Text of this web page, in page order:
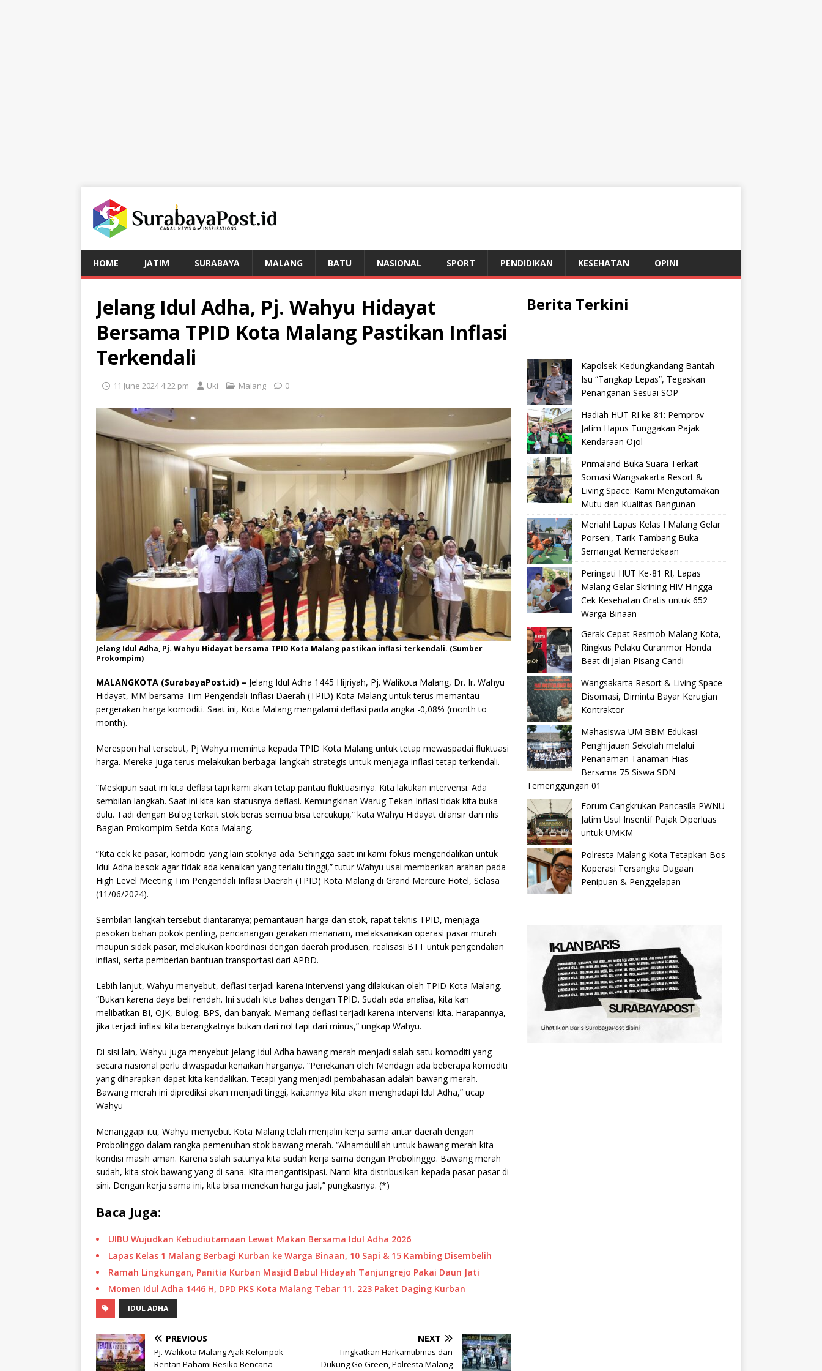
HOME JATIM SURABAYA MALANG BATU NASIONAL SPORT PENDIDIKAN KESEHATAN OPINI
Jelang Idul Adha, Pj. Wahyu Hidayat
Bersama TPID Kota Malang Pastikan Inflasi
Terkendali
11 June 2024 4:22 pm Uki Malang 0
Jelang Idul Adha, Pj. Wahyu Hidayat bersama TPID Kota Malang pastikan inflasi terkendali. (Sumber
Prokompim)
MALANGKOTA (SurabayaPost.id) – Jelang Idul Adha 1445 Hijriyah, Pj. Walikota Malang, Dr. Ir. Wahyu
Hidayat, MM bersama Tim Pengendali Inflasi Daerah (TPID) Kota Malang untuk terus memantau
pergerakan harga komoditi. Saat ini, Kota Malang mengalami deflasi pada angka -0,08% (month to
month).
Merespon hal tersebut, Pj Wahyu meminta kepada TPID Kota Malang untuk tetap mewaspadai fluktuasi
harga. Mereka juga terus melakukan berbagai langkah strategis untuk menjaga inflasi tetap terkendali.
“Meskipun saat ini kita deflasi tapi kami akan tetap pantau fluktuasinya. Kita lakukan intervensi. Ada
sembilan langkah. Saat ini kita kan statusnya deflasi. Kemungkinan Warug Tekan Inflasi tidak kita buka
dulu. Tadi dengan Bulog terkait stok beras semua bisa tercukupi,” kata Wahyu Hidayat dilansir dari rilis
Bagian Prokompim Setda Kota Malang.
“Kita cek ke pasar, komoditi yang lain stoknya ada. Sehingga saat ini kami fokus mengendalikan untuk
Idul Adha besok agar tidak ada kenaikan yang terlalu tinggi,” tutur Wahyu usai memberikan arahan pada
High Level Meeting Tim Pengendali Inflasi Daerah (TPID) Kota Malang di Grand Mercure Hotel, Selasa
(11/06/2024).
Sembilan langkah tersebut diantaranya; pemantauan harga dan stok, rapat teknis TPID, menjaga
pasokan bahan pokok penting, pencanangan gerakan menanam, melaksanakan operasi pasar murah
maupun sidak pasar, melakukan koordinasi dengan daerah produsen, realisasi BTT untuk pengendalian
inflasi, serta pemberian bantuan transportasi dari APBD.
Lebih lanjut, Wahyu menyebut, deflasi terjadi karena intervensi yang dilakukan oleh TPID Kota Malang.
“Bukan karena daya beli rendah. Ini sudah kita bahas dengan TPID. Sudah ada analisa, kita kan
melibatkan BI, OJK, Bulog, BPS, dan banyak. Memang deflasi terjadi karena intervensi kita. Harapannya,
jika terjadi inflasi kita berangkatnya bukan dari nol tapi dari minus,” ungkap Wahyu.
Di sisi lain, Wahyu juga menyebut jelang Idul Adha bawang merah menjadi salah satu komoditi yang
secara nasional perlu diwaspadai kenaikan harganya. “Penekanan oleh Mendagri ada beberapa komoditi
yang diharapkan dapat kita kendalikan. Tetapi yang menjadi pembahasan adalah bawang merah.
Bawang merah ini diprediksi akan menjadi tinggi, kaitannya kita akan menghadapi Idul Adha,” ucap
Wahyu
Menanggapi itu, Wahyu menyebut Kota Malang telah menjalin kerja sama antar daerah dengan
Probolinggo dalam rangka pemenuhan stok bawang merah. “Alhamdulillah untuk bawang merah kita
kondisi masih aman. Karena salah satunya kita sudah kerja sama dengan Probolinggo. Bawang merah
sudah, kita stok bawang yang di sana. Kita mengantisipasi. Nanti kita distribusikan kepada pasar-pasar di
sini. Dengan kerja sama ini, kita bisa menekan harga jual,” pungkasnya. (*)
Baca Juga:
UIBU Wujudkan Kebudiutamaan Lewat Makan Bersama Idul Adha 2026
Lapas Kelas 1 Malang Berbagi Kurban ke Warga Binaan, 10 Sapi & 15 Kambing Disembelih
Ramah Lingkungan, Panitia Kurban Masjid Babul Hidayah Tanjungrejo Pakai Daun Jati
Momen Idul Adha 1446 H, DPD PKS Kota Malang Tebar 11. 223 Paket Daging Kurban
IDUL ADHA
PREVIOUS
Pj. Walikota Malang Ajak Kelompok
Rentan Pahami Resiko Bencana
NEXT
Tingkatkan Harkamtibmas dan
Dukung Go Green, Polresta Malang
Berita Terkini
Kapolsek Kedungkandang Bantah
Isu “Tangkap Lepas”, Tegaskan
Penanganan Sesuai SOP
Hadiah HUT RI ke-81: Pemprov
Jatim Hapus Tunggakan Pajak
Kendaraan Ojol
Primaland Buka Suara Terkait
Somasi Wangsakarta Resort &
Living Space: Kami Mengutamakan
Mutu dan Kualitas Bangunan
Meriah! Lapas Kelas I Malang Gelar
Porseni, Tarik Tambang Buka
Semangat Kemerdekaan
Peringati HUT Ke-81 RI, Lapas
Malang Gelar Skrining HIV Hingga
Cek Kesehatan Gratis untuk 652
Warga Binaan
Gerak Cepat Resmob Malang Kota,
Ringkus Pelaku Curanmor Honda
Beat di Jalan Pisang Candi
Wangsakarta Resort & Living Space
Disomasi, Diminta Bayar Kerugian
Kontraktor
Mahasiswa UM BBM Edukasi
Penghijauan Sekolah melalui
Penanaman Tanaman Hias
Bersama 75 Siswa SDN
Temenggungan 01
Forum Cangkrukan Pancasila PWNU
Jatim Usul Insentif Pajak Diperluas
untuk UMKM
Polresta Malang Kota Tetapkan Bos
Koperasi Tersangka Dugaan
Penipuan & Penggelapan